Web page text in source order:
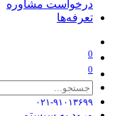
درخواست مشاوره
تعرفه‌ها
0
0
۰۲۱-۹۱۰۱۳۶۹۹